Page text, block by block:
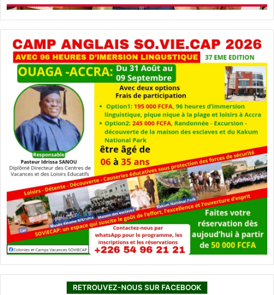
RETROUVEZ-NOUS SUR FACEBOOK